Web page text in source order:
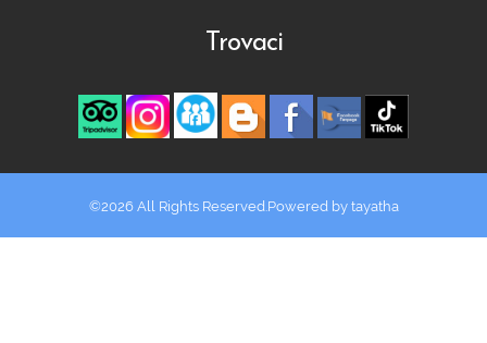
Trovaci
©2026 All Rights Reserved.Powered by tayatha